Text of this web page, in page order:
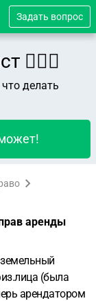
Задать вопрос
👨🏻‍⚖️
делать
аренды
(была
арендатором